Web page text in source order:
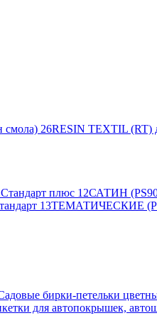
смола) 26RESIN TEXTIL (RT)
плюс 12САТИН
13ТЕМАТИЧЕСКИЕ
бирки-петельки
для автопокрышек,